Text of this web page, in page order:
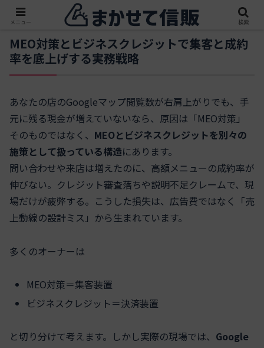
MEO対策とビジネスクレジットで集客と成約
率を底上げする実務戦略
あなたの店のGoogleマップ閲覧数が右肩上がりでも、手
元に残る現金が増えていないなら、原因は「MEO対策」
そのものではなく、 MEOとビジネスクレジットを別々の
施策として扱っている構造にあります。
問い合わせや来店は増えたのに、高額メニューの成約率が
伸びない。クレジット審査落ちや説明不足クレームで、現
場だけが疲弊する。こうした損失は、広告費ではなく「売
上動線の設計ミス」から生まれています。
多くのオーナーは
MEO対策＝集客装置
ビジネスクレジット＝決済装置
と切り分けて考えます。しかし実際の現場では、 Google
メニュー 検索